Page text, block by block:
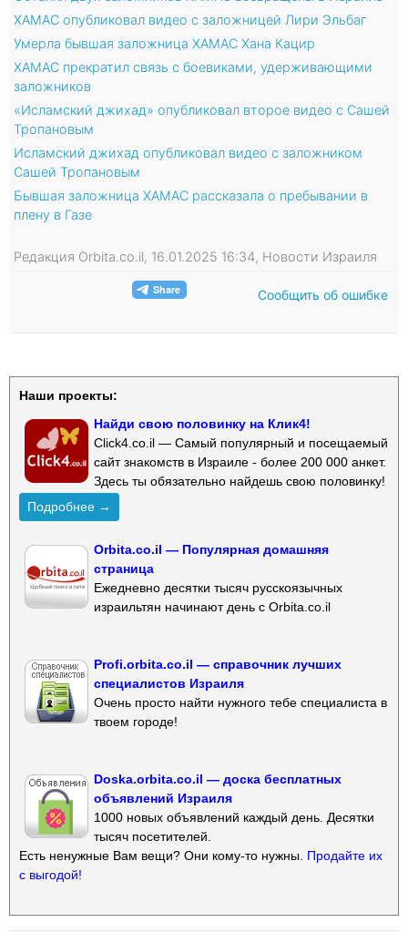
ХАМАС опубликовал видео с заложницей Лири Эльбаг
Умерла бывшая заложница ХАМАС Хана Кацир
ХАМАС прекратил связь с боевиками, удерживающими
заложников
«Исламский джихад» опубликовал второе видео с Сашей
Тропановым
Исламский джихад опубликовал видео с заложником
Сашей Тропановым
Бывшая заложница ХАМАС рассказала о пребывании в
плену в Газе
Редакция Orbita.co.il, 16.01.2025 16:34, Новости Израиля
Сообщить об ошибке
Наши проекты:
Найди свою половинку на Клик4!
Click4.co.il — Самый популярный и посещаемый
сайт знакомств в Израиле - более 200 000 анкет.
Здесь ты обязательно найдешь свою половинку!
Подробнее →
Orbita.co.il — Популярная домашняя
страница
Ежедневно десятки тысяч русскоязычных
израильтян начинают день с Orbita.co.il
Profi.orbita.co.il — справочник лучших
специалистов Израиля
Очень просто найти нужного тебе специалиста в
твоем городе!
Doska.orbita.co.il — доска бесплатных
объявлений Израиля
1000 новых объявлений каждый день. Десятки
тысяч посетителей.
Есть ненужные Вам вещи? Они кому-то нужны. Продайте их
с выгодой!